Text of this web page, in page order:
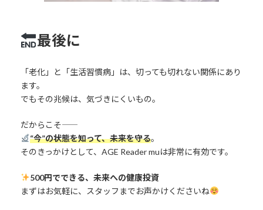
最後に
「老化」と「生活習慣病」は、切っても切れない関係にあり
ます。
でもその兆候は、気づきにくいもの。
だからこそ――
“今”の状態を知って、未来を守る。
そのきっかけとして、AGE Reader muは非常に有効です。
500円でできる、未来への健康投資
まずはお気軽に、スタッフまでお声かけくださいね